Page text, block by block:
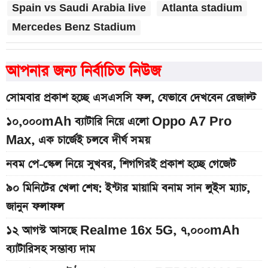
Spain vs Saudi Arabia live
Atlanta stadium
Mercedes Benz Stadium
আপনার জন্য নির্বাচিত নিউজ
সোমবার প্রকাশ হচ্ছে এসএসসি ফল, যেভাবে দেখবেন রেজাল্ট
১০,০০০mAh ব্যাটারি নিয়ে এলো Oppo A7 Pro
Max, এক চার্জেই চলবে দীর্ঘ সময়
নবম পে-স্কেল নিয়ে সুখবর, শিগগিরই প্রকাশ হচ্ছে গেজেট
৯০ মিনিটের খেলা শেষ: ইন্টার মায়ামি বনাম সান লুইস ম্যাচ,
জানুন ফলাফল
১২ আগস্ট আসছে Realme 16x 5G, ৭,০০০mAh
ব্যাটারিসহ সম্ভাব্য দাম